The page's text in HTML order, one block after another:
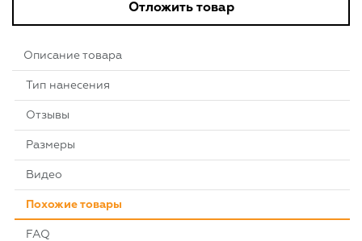
Отложить товар
Описание товара
Тип нанесения
Отзывы
Размеры
Видео
Похожие товары
FAQ